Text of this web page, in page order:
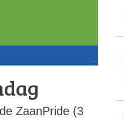
ZaanPride (3